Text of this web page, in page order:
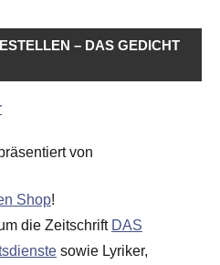
– DAS GEDICHT
von
Shop!
die Zeitschrift DAS
sowie Lyriker,